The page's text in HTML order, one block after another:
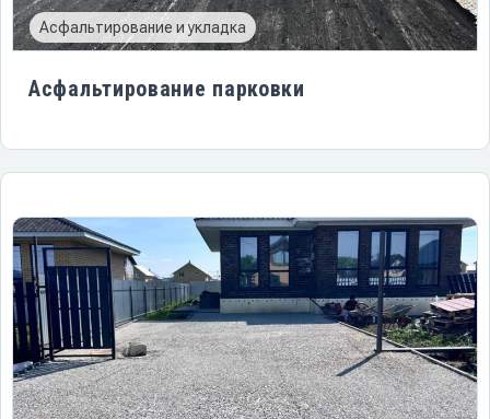
Асфальтирование и укладка
Асфальтирование парковки